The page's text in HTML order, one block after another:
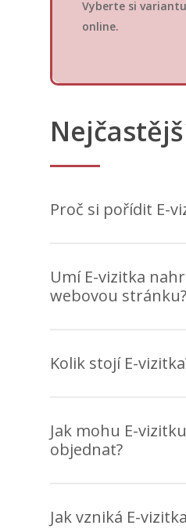
Vyberte si
online.
Proč si pořídit E-
Umí E-vizitka
webovou stránku?
Kolik stojí E-
Jak mohu E-vizitku
objednat?
Jak vzniká E-